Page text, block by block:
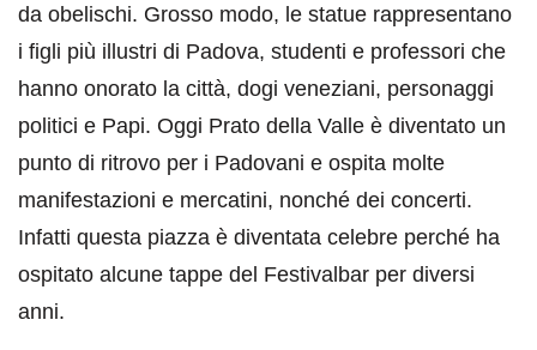
da obelischi. Grosso modo, le statue rappresentano
i figli più illustri di Padova, studenti e professori che
hanno onorato la città, dogi veneziani, personaggi
politici e Papi. Oggi Prato della Valle è diventato un
punto di ritrovo per i Padovani e ospita molte
manifestazioni e mercatini, nonché dei concerti.
Infatti questa piazza è diventata celebre perché ha
ospitato alcune tappe del Festivalbar per diversi
anni.